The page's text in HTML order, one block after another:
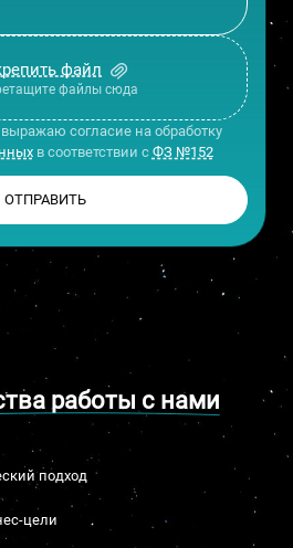
файл
файлы сюда
согласие на обработку
в соответствии с ФЗ №152
ОТПРАВИТЬ
работы с нами
подход
цели